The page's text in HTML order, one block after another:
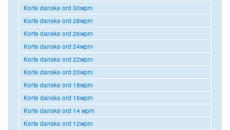
Korte danske ord 30wpm
Korte danske ord 28wpm
Korte danske ord 26wpm
Korte danske ord 24wpm
Korte danske ord 22wpm
Korte danske ord 20wpm
Korte danske ord 18wpm
Korte danske ord 16wpm
Korte danske ord 14 wpm
Korte danske ord 12wpm